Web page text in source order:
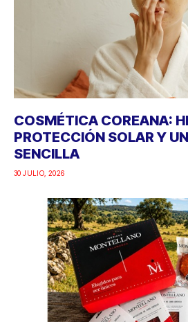
COSMÉTICA COREANA:
PROTECCIÓN SOLAR Y
SENCILLA
30 JULIO, 2026